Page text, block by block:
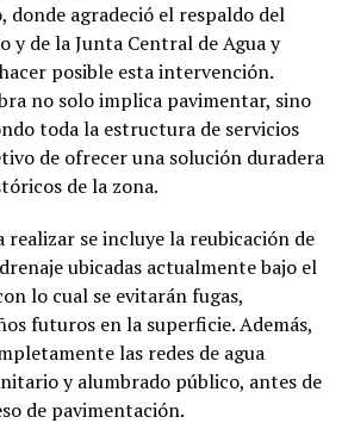
donde agradeció el respaldo del
y de la Junta Central de Agua y
posible esta intervención.
no solo implica pavimentar, sino
toda la estructura de servicios
de ofrecer una solución duradera
de la zona.
realizar se incluye la reubicación de
ubicadas actualmente bajo el
lo cual se evitarán fugas,
futuros en la superficie. Además,
las redes de agua
y alumbrado público, antes de
de pavimentación.